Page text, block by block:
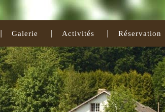
Galerie Activités Réservation